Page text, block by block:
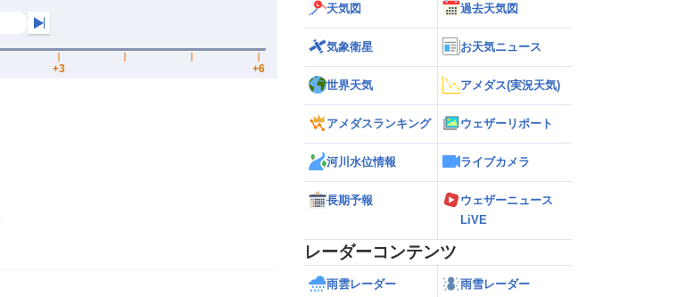
天気図 過去天気図
気象衛星 お天気ニュース
世界天気 アメダス(実況天気)
アメダスランキング ウェザーリポート
河川水位情報 ライブカメラ
長期予報
ウェザーニュース
LiVE
レーダーコンテンツ
雨雲レーダー 雨雪レーダー